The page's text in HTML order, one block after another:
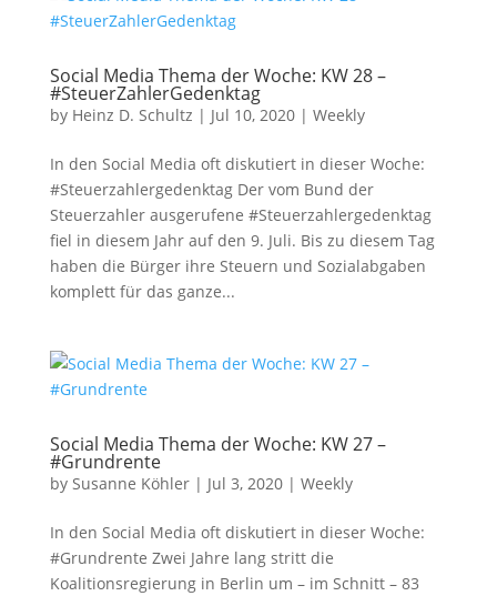
Social Media Thema der Woche: KW 28 –
#SteuerZahlerGedenktag
by Heinz D. Schultz | Jul 10, 2020| Weekly
In den Social Media oft diskutiert in dieser Woche:
#Steuerzahlergedenktag Der vom Bund der
Steuerzahler ausgerufene #Steuerzahlergedenktag
fiel in diesem Jahr auf den 9. Juli. Bis zu diesem Tag
haben die Bürger ihre Steuern und Sozialabgaben
komplett für das ganze...
Social Media Thema der Woche: KW 27 –
#Grundrente
by Susanne Köhler| Jul 3, 2020| Weekly
In den Social Media oft diskutiert in dieser Woche:
#Grundrente Zwei Jahre lang stritt die
Koalitionsregierung in Berlin um – im Schnitt – 83